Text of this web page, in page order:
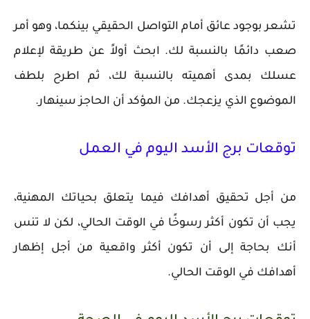
تشعر بوجود عائق أمام التواصل الحقيقي بينكما، وهو أمر
صعب دائمًا بالنسبة لك. ابحث أولاً عن طريقة لإعلام
عسلك بمدى أهميته بالنسبة لك، ثم اطرح بلطف
الموضوع الذي يزعجك. من المؤكد أن الحاجز سينهار.
توقعات برج الأسد اليوم في العمل
من أجل تحقيق أهدافك فيما يتعلق بحياتك المهنية،
يجب أن تكون أكثر رسوخًا في الوقت الحالي، لكن لا تنس
أنك بحاجة إلى أن تكون أكثر واقعية من أجل إظهار
أهدافك في الوقت الحالي.